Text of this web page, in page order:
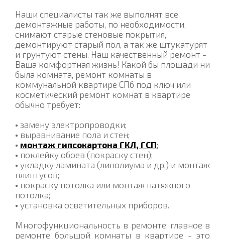
Наши специалисты так же выполнят все
демонтажные работы, по необходимости,
снимают старые стеновые покрытия,
демонтируют старый пол, а так же штукатурят
и грунтуют стены. Наш качественный ремонт -
Ваша комфортная жизнь! Какой бы площади ни
была комната, ремонт комнаты в
коммунальной квартире СПб под ключ или
косметический ремонт комнат в квартире
обычно требует:
• замену электропроводки;
• выравнивание пола и стен;
• монтаж гипсокартона ГКЛ, ГСП;
• поклейку обоев (покраску стен);
• укладку ламината (линолиума и др.) и монтаж
плинтусов;
• покраску потолка или монтаж натяжного
потолка;
• установка осветительных приборов.
Многофункциональность в ремонте: главное в
ремонте большой комнаты в квартире - это